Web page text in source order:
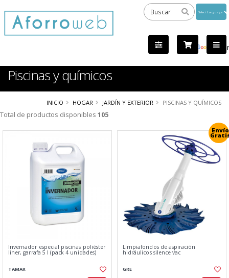
by
Piscinas y químicos
INICIO HOGAR JARDÍN Y EXTERIOR PISCINAS Y QUÍMICOS
Total de productos disponibles 105
Invernador especial piscinas poliéster
liner, garrafa 5 l (pack 4 unidades)
TAMAR
Envío
Limpiafondos de aspiración
hidráulicos silence vac
GRE